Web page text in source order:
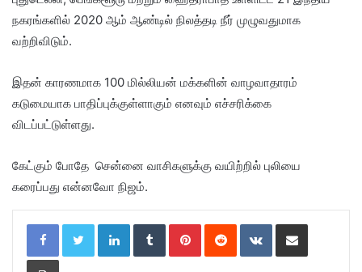
நகரங்களில் 2020 ஆம் ஆண்டில் நிலத்தடி நீர் முழுவதுமாக
வற்றிவிடும்.
இதன் காரணமாக 100 மில்லியன் மக்களின் வாழவாதாரம்
கடுமையாக பாதிப்புக்குள்ளாகும் எனவும் எச்சரிக்கை
விடப்பட்டுள்ளது.
கேட்கும் போதே சென்னை வாசிகளுக்கு வயிற்றில் புலியை
கரைப்பது என்னவோ நிஜம்.
LinkedIn Tumblr Pinterest Reddit VKontakte
Print